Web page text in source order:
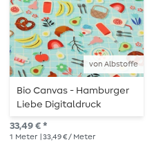
von Albstoffe
Bio Canvas - Hamburger
Liebe Digitaldruck
Picknick Party Türkis
33,49 € *
1 Meter | 33,49 € / Meter